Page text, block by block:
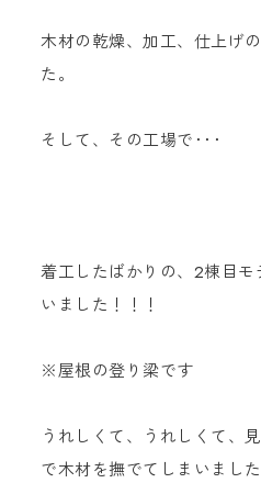
木材の乾燥、加工、仕上げ
た。
そして、その工場で･･･
着工したばかりの、2棟目
いました！！！
※屋根の登り梁です
うれしくて、うれしくて、
で木材を撫でてしまいました